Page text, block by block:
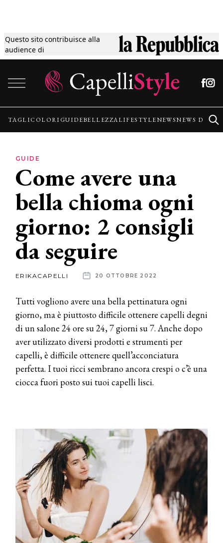
Questo sito contribuisce alla
audience di
Tagli
Colori
Guide
Lifestyle
News
News
TAGLICOLORI GUIDEBELLEZZALIFESTYLENEWSNEWS
GUIDE
Come avere una
bella chioma ogni
giorno: 2 consigli
da seguire
ERIKACAPELLI 20 OTTOBRE 2022
Tutti vogliono avere una bella pettinatura ogni
giorno, ma è piuttosto difficile ottenere capelli degni
di un salone 24 ore su 24, 7 giorni su 7. Anche dopo
aver utilizzato diversi prodotti e strumenti per
capelli, è difficile ottenere quell’acconciatura
perfetta. I tuoi ricci sembrano ancora crespi o c’è una
ciocca fuori posto sui tuoi capelli lisci.